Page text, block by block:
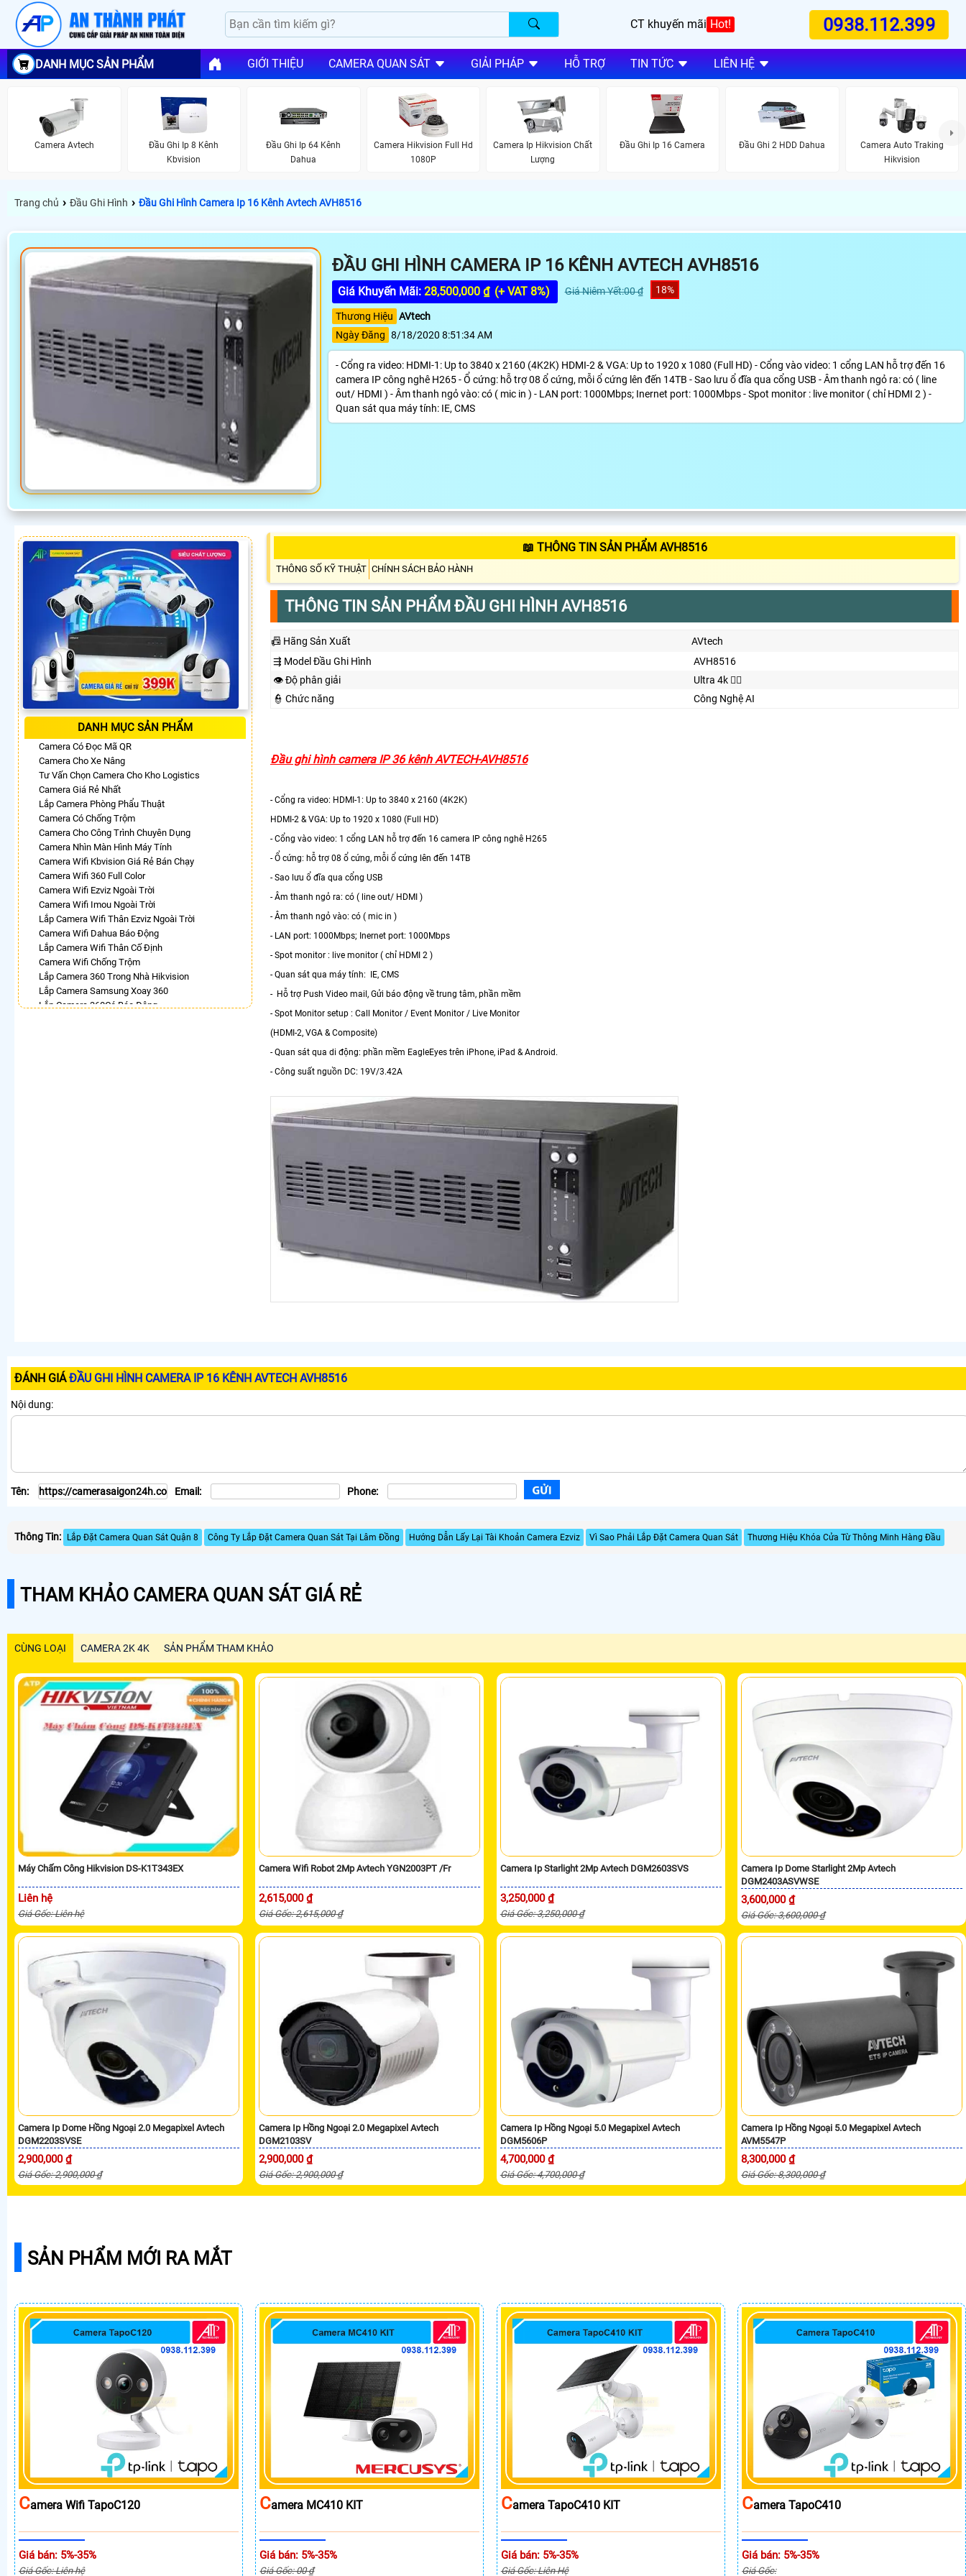
CT khuyến mãi Hot! 0938.112.399
DANH MỤC SẢN PHẨM GIỚI THIỆU CAMERA QUAN SÁT GIẢI PHÁP HỖ TRỢ TIN TỨC LIÊN HỆ
Camera Avtech
Đầu Ghi Ip 8 Kênh
Kbvision
Đầu Ghi Ip 64 Kênh
Dahua
Camera Hikvision Full Hd
1080P
Camera Ip Hikvision Chất
Lượng
Đầu Ghi Ip 16 Camera Đầu Ghi 2 HDD Dahua
Camera Auto Traking
Hikvision
Trang chủ › Đầu Ghi Hình › Đầu Ghi Hình Camera Ip 16 Kênh Avtech AVH8516
ĐẦU GHI HÌNH CAMERA IP 16 KÊNH AVTECH AVH8516
Giá Khuyến Mãi: 28,500,000 ₫ (+ VAT 8%) Giá Niêm Yết:00 ₫ 18%
Thương Hiệu AVtech
Ngày Đăng 8/18/2020 8:51:34 AM
- Cổng ra video: HDMI-1: Up to 3840 x 2160 (4K2K) HDMI-2 & VGA: Up to 1920 x 1080 (Full HD) - Cổng vào video: 1 cổng LAN hỗ trợ đến 16
camera IP công nghê H265 - Ổ cứng: hỗ trợ 08 ổ cứng, mỗi ổ cứng lên đến 14TB - Sao lưu ổ đĩa qua cổng USB - Âm thanh ngỏ ra: có ( line
out/ HDMI ) - Âm thanh ngỏ vào: có ( mic in ) - LAN port: 1000Mbps; Inernet port: 1000Mbps - Spot monitor : live monitor ( chỉ HDMI 2 ) -
Quan sát qua máy tính: IE, CMS
DANH MỤC SẢN PHẨM
Camera Có Đọc Mã QR
Camera Cho Xe Nâng
Tư Vấn Chọn Camera Cho Kho Logistics
Camera Giá Rẻ Nhất
Lắp Camera Phòng Phẩu Thuật
Camera Có Chống Trộm
Camera Cho Công Trình Chuyên Dụng
Camera Nhìn Màn Hình Máy Tính
Camera Wifi Kbvision Giá Rẻ Bán Chạy
Camera Wifi 360 Full Color
Camera Wifi Ezviz Ngoài Trời
Camera Wifi Imou Ngoài Trời
Lắp Camera Wifi Thân Ezviz Ngoài Trời
Camera Wifi Dahua Báo Động
Lắp Camera Wifi Thân Cố Định
Camera Wifi Chống Trộm
Lắp Camera 360 Trong Nhà Hikvision
Lắp Camera Samsung Xoay 360
Lắp Camera 360Có Báo Động
📖 THÔNG TIN SẢN PHẨM AVH8516
THÔNG SỐ KỸ THUẬT CHÍNH SÁCH BẢO HÀNH
THÔNG TIN SẢN PHẨM ĐẦU GHI HÌNH AVH8516
📠 Hãng Sản Xuất
AVtech
⇶ Model Đầu Ghi Hình
AVH8516
👁 Độ phân giải
Ultra 4k 👍🏾
👮 Chức năng
Công Nghệ AI
Đầu ghi hình camera IP 36 kênh AVTECH-AVH8516
- Cổng ra video: HDMI-1: Up to 3840 x 2160 (4K2K)
HDMI-2 & VGA: Up to 1920 x 1080 (Full HD)
- Cổng vào video: 1 cổng LAN hỗ trợ đến 16 camera IP công nghê H265
- Ổ cứng: hỗ trợ 08 ổ cứng, mỗi ổ cứng lên đến 14TB
- Sao lưu ổ đĩa qua cổng USB
- Âm thanh ngỏ ra: có ( line out/ HDMI )
- Âm thanh ngỏ vào: có ( mic in )
- LAN port: 1000Mbps; Inernet port: 1000Mbps
- Spot monitor : live monitor ( chỉ HDMI 2 )
- Quan sát qua máy tính: IE, CMS
- Hỗ trợ Push Video mail, Gửi báo động về trung tâm, phần mềm
- Spot Monitor setup : Call Monitor / Event Monitor / Live Monitor
(HDMI-2, VGA & Composite)
- Quan sát qua di động: phần mềm EagleEyes trên iPhone, iPad & Android.
- Công suất nguồn DC: 19V/3.42A
ĐÁNH GIÁĐẦU GHI HÌNH CAMERA IP 16 KÊNH AVTECH AVH8516
Nội dung:
Tên: Email: Phone:
Thông Tin: Lắp Đặt Camera Quan Sát Quận 8 Công Ty Lắp Đặt Camera Quan Sát Tại Lâm Đồng Hướng Dẫn Lấy Lại Tài Khoản Camera Ezviz Vì Sao Phải Lắp Đặt Camera Quan Sát Thương Hiệu Khóa Cửa Từ Thông Minh Hàng Đầu
THAM KHẢO CAMERA QUAN SÁT GIÁ RẺ
CÙNG LOẠI CAMERA 2K 4K SẢN PHẨM THAM KHẢO
Máy Chấm Công Hikvision DS-K1T343EX
Liên hệ
Giá Gốc: Liên hệ
Camera Wifi Robot 2Mp Avtech YGN2003PT /Fr
2,615,000 ₫
Giá Gốc: 2,615,000 ₫
Camera Ip Starlight 2Mp Avtech DGM2603SVS
3,250,000 ₫
Giá Gốc: 3,250,000 ₫
Camera Ip Dome Starlight 2Mp Avtech
DGM2403ASVWSE
3,600,000 ₫
Giá Gốc: 3,600,000 ₫
Camera Ip Dome Hồng Ngoại 2.0 Megapixel Avtech
DGM2203SVSE
2,900,000 ₫
Giá Gốc: 2,900,000 ₫
Camera Ip Hồng Ngoại 2.0 Megapixel Avtech
DGM2103SV
2,900,000 ₫
Giá Gốc: 2,900,000 ₫
Camera Ip Hồng Ngoại 5.0 Megapixel Avtech
DGM5606P
4,700,000 ₫
Giá Gốc: 4,700,000 ₫
Camera Ip Hồng Ngoại 5.0 Megapixel Avtech
AVM5547P
8,300,000 ₫
Giá Gốc: 8,300,000 ₫
SẢN PHẨM MỚI RA MẮT
CAmera Wifi TapoC120
Giá bán: 5%-35%
Giá Gốc: Liên hệ
CAmera MC410 KIT
Giá bán: 5%-35%
Giá Gốc: 00 ₫
CAmera TapoC410 KIT
Giá bán: 5%-35%
Giá Gốc: Liên Hệ
CAmera TapoC410
Giá bán: 5%-35%
Giá Gốc: